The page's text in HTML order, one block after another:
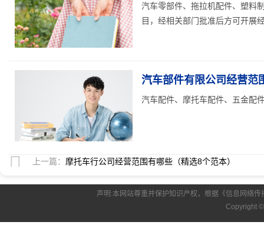
汽车零部件、拖拉机配件、塑料
目，经相关部门批准后方可开展
汽车部件有限公司经营范
汽车配件、摩托车配件、五金配
上一篇： 摩托车行公司经营范围有哪些（精选8个范本）
声明:本网站尊重并保护知识产权，根据《信息网络
Copyright